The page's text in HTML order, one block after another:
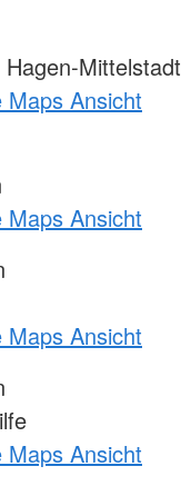
Mittelstadt
Ansicht
Ansicht
Ansicht
Ansicht